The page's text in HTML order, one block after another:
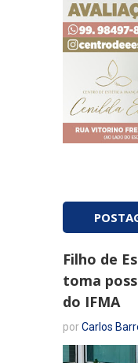
Filho de
toma
do IFMA
por Carlos